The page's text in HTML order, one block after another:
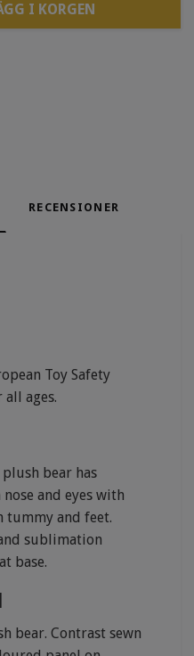
I KORGEN
RECENSIONER
Toy Safety
ages.
bear has
and eyes with
tummy and feet.
sublimation
base.
bear. Contrast sewn